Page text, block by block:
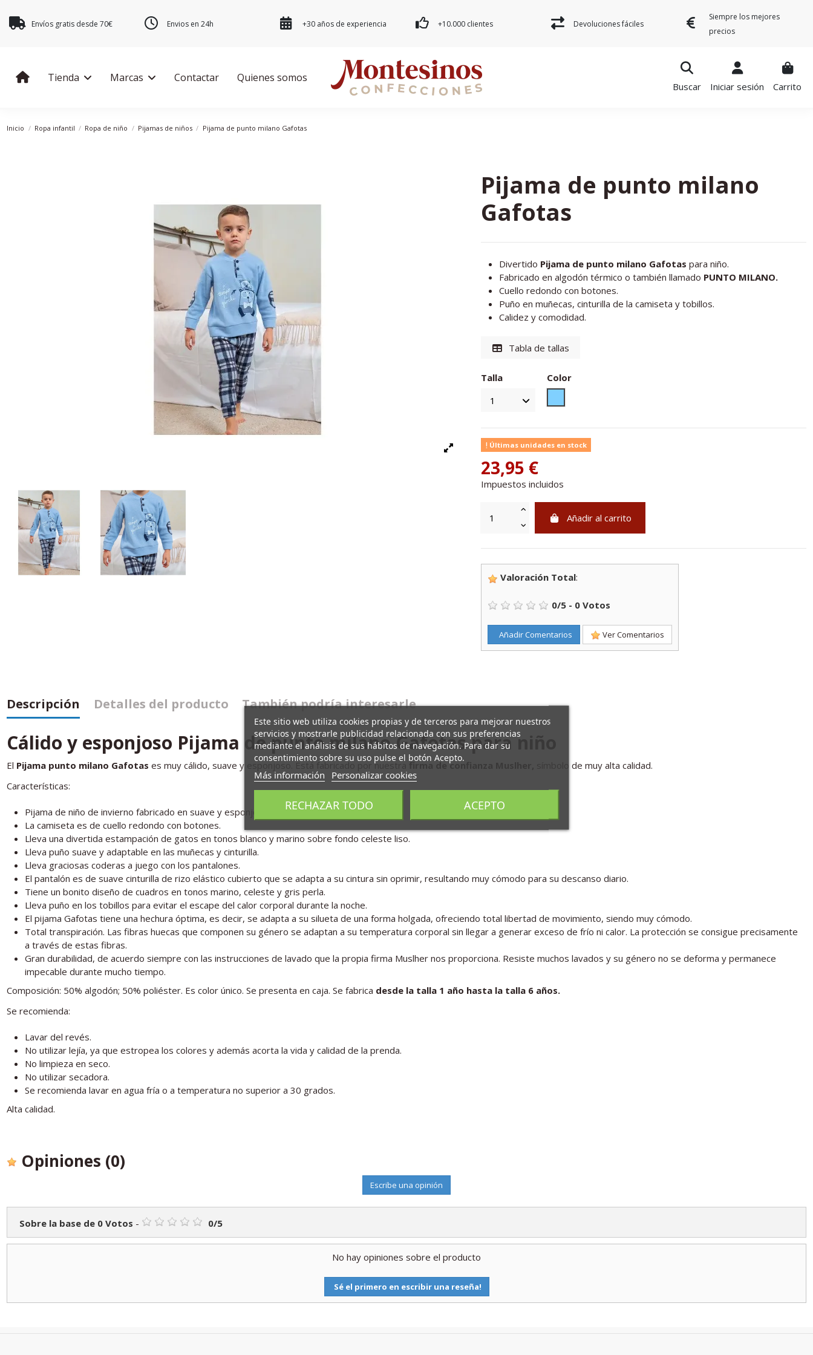
Envíos gratis desde 70€ Envios en 24h +30 años de experiencia +10.000 clientes Devoluciones fáciles
Siempre los mejores
precios
Tienda Marcas Contactar Quienes somos
Buscar Iniciar sesión Carrito
Inicio Ropa infantil Ropa de niño Pijamas de niños Pijama de punto milano Gafotas
Pijama de punto milano
Gafotas
Divertido Pijama de punto milano Gafotas para niño.
Fabricado en algodón térmico o también llamado PUNTO MILANO.
Cuello redondo con botones.
Puño en muñecas, cinturilla de la camiseta y tobillos.
Calidez y comodidad.
Tabla de tallas
Talla
Color
Últimas unidades en stock
23,95 €
Impuestos incluidos
Añadir al carrito
Valoración Total:
0/5 - 0 Votos
Añadir Comentarios Ver Comentarios
Descripción Detalles del producto También podría interesarle
Cálido y esponjoso Pijama de punto milano Gafotas para niño
El Pijama punto milano Gafotas es muy cálido, suave y esponjoso. Está fabricado por nuestrafirma de confianza Muslher,
símbolo de muy alta calidad.
Características:
Pijama de niño de invierno fabricado en suave y esponjoso punto milano.
La camiseta es de cuello redondo con botones.
Lleva una divertida estampación de gatos en tonos blanco y marino sobre fondo celeste liso.
Lleva puño suave y adaptable en las muñecas y cinturilla.
Lleva graciosas coderas a juego con los pantalones.
El pantalón es de suave cinturilla de rizo elástico cubierto que se adapta a su cintura sin oprimir, resultando muy cómodo para su descanso diario.
Tiene un bonito diseño de cuadros en tonos marino, celeste y gris perla.
Lleva puño en los tobillos para evitar el escape del calor corporal durante la noche.
El pijama Gafotas tiene una hechura óptima, es decir, se adapta a su silueta de una forma holgada, ofreciendo total libertad de movimiento, siendo muy cómodo.
Total transpiración. Las fibras huecas que componen su género se adaptan a su temperatura corporal sin llegar a generar exceso de frío ni calor. La protección se consigue precisamente
a través de estas fibras.
Gran durabilidad, de acuerdo siempre con las instrucciones de lavado que la propia firma Muslher nos proporciona. Resiste muchos lavados y su género no se deforma y permanece
impecable durante mucho tiempo.
Composición: 50% algodón; 50% poliéster. Es color único. Se presenta en caja. Se fabrica desde la talla 1 año hasta la talla 6 años.
Se recomienda:
Lavar del revés.
No utilizar lejía, ya que estropea los colores y además acorta la vida y calidad de la prenda.
No limpieza en seco.
No utilizar secadora.
Se recomienda lavar en agua fría o a temperatura no superior a 30 grados.
Alta calidad.
Opiniones (0)
Escribe una opinión
Sobre la base de 0 Votos - 0/5
No hay opiniones sobre el producto
Sé el primero en escribir una reseña!
Este sitio web utiliza cookies propias y de terceros para mejorar nuestros
servicios y mostrarle publicidad relacionada con sus preferencias
mediante el análisis de sus hábitos de navegación. Para dar su
consentimiento sobre su uso pulse el botón Acepto.
Más información Personalizar cookies
RECHAZAR TODO ACEPTO